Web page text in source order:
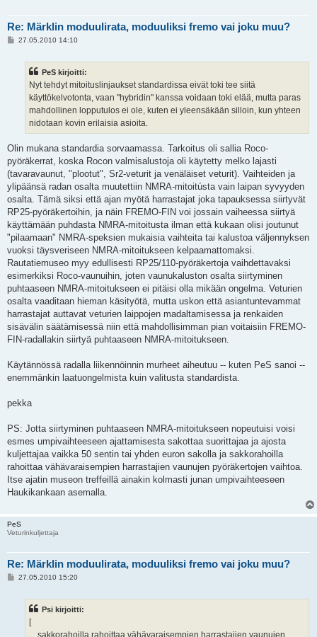
Re: Märklin moduulirata, moduuliksi fremo vai joku muu?
V27.05.2010 14:10
PeS kirjoitti:
Nyt tehdyt mitoituslinjaukset standardissa eivät toki tee siitä
käyttökelvotonta, vaan "hybridin" kanssa voidaan toki elää, mutta paras
mahdollinen lopputulos ei ole, kuten ei yleensäkään silloin, kun yhteen
nidotaan kovin erilaisia asioita.
Olin mukana standardia sorvaamassa. Tarkoitus oli sallia Roco-
pyöräkerrat, koska Rocon valmisalustoja oli käytetty melko lajasti
(tavaravaunut, "plootut", Sr2-veturit ja venäläiset veturit). Vaihteiden ja
ylipäänsä radan osalta muutettiin NMRA-mitoitústa vain laipan syvyyden
osalta. Tämä siksi että ajan myötä harrastajat joka tapauksessa siirtyvät
RP25-pyöräkertoihin, ja näin FREMO-FIN voi jossain vaiheessa siirtyä
käyttämään puhdasta NMRA-mitoitusta ilman että kukaan olisi joutunut
"pilaamaan" NMRA-speksien mukaisia vaihteita tai kalustoa väljennyksen
vuoksi täysveriseen NMRA-mitoitukseen kelpaamattomaksi.
Rautatiemuseo myy edullisesti RP25/110-pyöräkertoja vaihdettavaksi
esimerkiksi Roco-vaunuihin, joten vaunukaluston osalta siirtyminen
puhtaaseen NMRA-mitoitukseen ei pitäisi olla mikään ongelma. Veturien
osalta vaaditaan hieman käsityötä, mutta uskon että asiantuntevammat
harrastajat auttavat veturien laippojen madaltamisessa ja renkaiden
sisävälin säätämisessä niin että mahdollisimman pian voitaisiin FREMO-
FIN-radallakin siirtyä puhtaaseen NMRA-mitoitukseen.
Käytännössä radalla liikennöinnin murheet aiheutuu -- kuten PeS sanoi --
enemmänkin laatuongelmista kuin valitusta standardista.
pekka
PS: Jotta siirtyminen puhtaaseen NMRA-mitoitukseen nopeutuisi voisi
esmes umpivaihteeseen ajattamisesta sakottaa suorittajaa ja ajosta
kuljettajaa vaikka 50 sentin tai yhden euron sakolla ja sakkorahoilla
rahoittaa vähävaraisempien harrastajien vaunujen pyöräkertojen vaihtoa.
Itse ajatin museon treffeillä ainakin kolmasti junan umpivaihteeseen
Haukikankaan asemalla.
PeS
Veturinkuljettaja
Re: Märklin moduulirata, moduuliksi fremo vai joku muu?
V27.05.2010 15:20
Psi kirjoitti:
[
... sakkorahoilla rahoittaa vähävaraisempien harrastajien vaunujen